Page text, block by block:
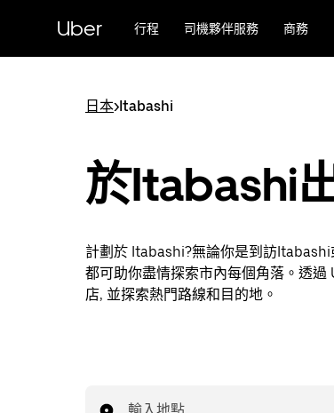
Uber 行程 司機夥伴服務 商務
日本>Itabashi
於Itabashi
計劃於 Itabashi?無論你是到訪
都可助你盡情探索市內每個角落。透過
店, 並探索熱門路線和目的地。